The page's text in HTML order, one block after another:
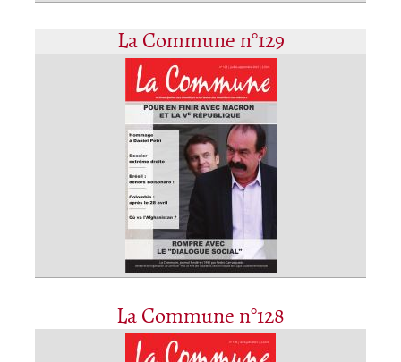
La Commune n°129
La Commune n°128